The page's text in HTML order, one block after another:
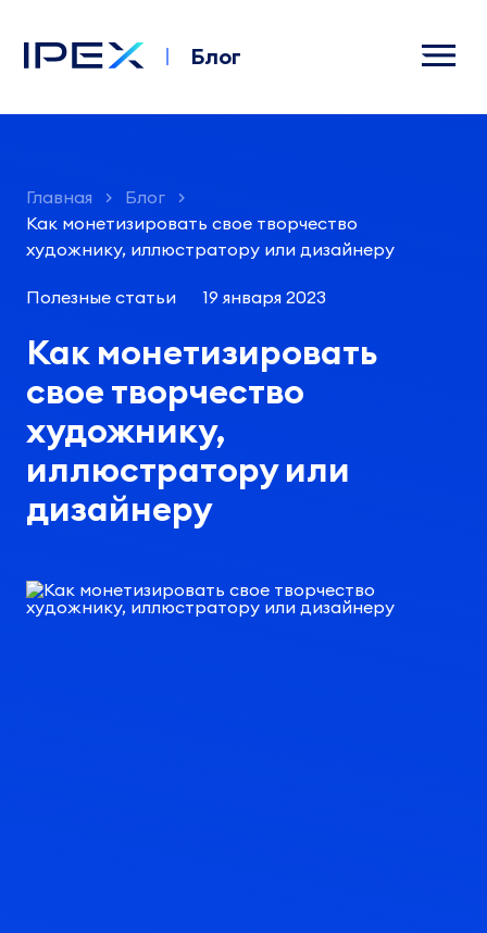
Блог
Главная
Блог
Как монетизировать свое творчество
художнику, иллюстратору или дизайнеру
Полезные статьи 19 января 2023
Как монетизировать
свое творчество
художнику,
иллюстратору или
дизайнеру